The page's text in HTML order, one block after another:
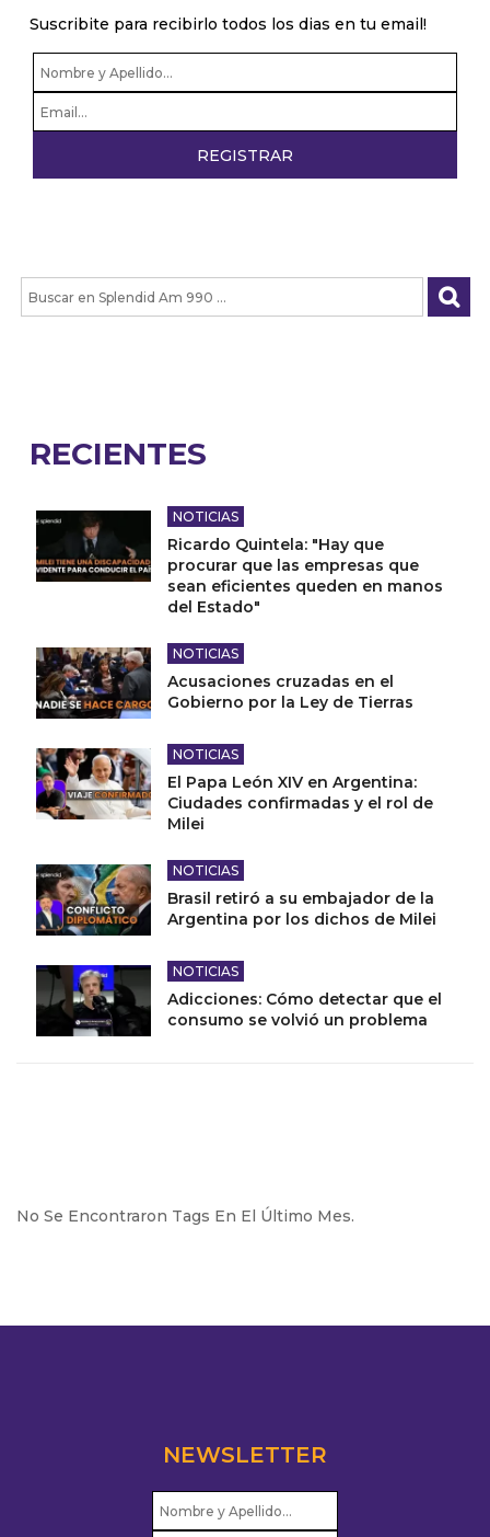
Suscribite para recibirlo todos los dias en tu email!
RECIENTES
NOTICIAS
Ricardo Quintela: "Hay que
procurar que las empresas que
sean eficientes queden en manos
del Estado"
NOTICIAS
Acusaciones cruzadas en el
Gobierno por la Ley de Tierras
NOTICIAS
El Papa León XIV en Argentina:
Ciudades confirmadas y el rol de
Milei
NOTICIAS
Brasil retiró a su embajador de la
Argentina por los dichos de Milei
NOTICIAS
Adicciones: Cómo detectar que el
consumo se volvió un problema
No Se Encontraron Tags En El Último Mes.
NEWSLETTER